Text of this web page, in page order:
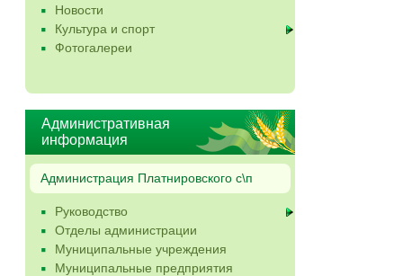
Новости
Культура и спорт
Фотогалереи
Административная
информация
Администрация Платнировского с\п
Руководство
Отделы администрации
Муниципальные учреждения
Муниципальные предприятия